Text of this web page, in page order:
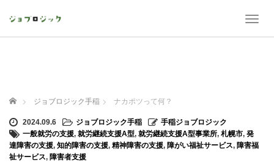
T
i
g
ホーム ジョブロジック手稲 ナカポツって何？
2024.09.6 ジョブロジック手稲
手稲ジョブロジック
一般就労の支援, 就労継続支援A型, 就労継続支援A型事業所, 札幌市, 発
達障害の支援, 知的障害の支援, 精神障害の支援, 障がい福祉サービス, 障害福
祉サービス, 障害者支援